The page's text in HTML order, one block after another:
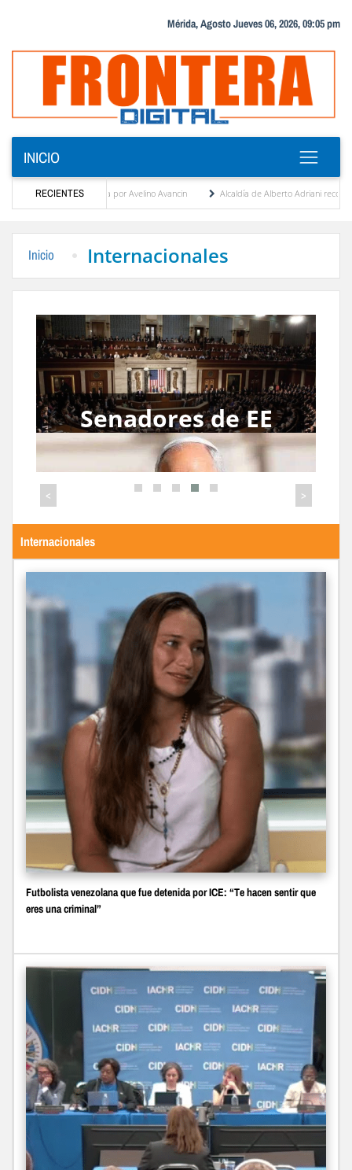
Mérida, Agosto Jueves 06, 2026, 09:05 pm
INICIO
RECIENTES
Adriani reconstruye pared del Boulevard de la Plaza Bolívar tras daños por lluvias
Inicio Internacionales
Justicia española
investiga el ingreso
de capital
venezolano en Plus
Ultra desde 2017
< >
Internacionales
Futbolista venezolana que fue detenida por ICE: “Te hacen sentir que
eres una criminal”